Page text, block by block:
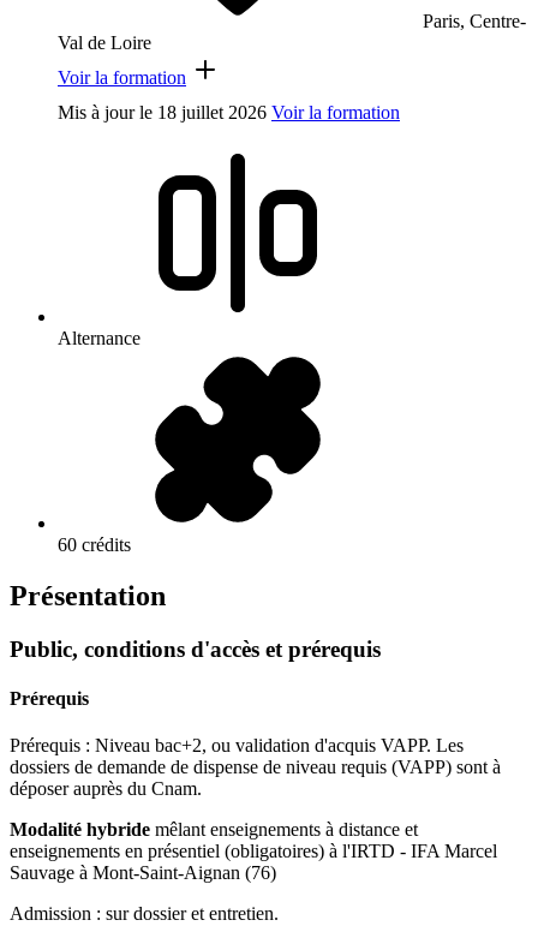
Paris, Centre-
Val de Loire
Voir la formation
Mis à jour le 18 juillet 2026 Voir la formation
Alternance
60 crédits
Présentation
Public, conditions d'accès et prérequis
Prérequis
Prérequis : Niveau bac+2, ou validation d'acquis VAPP. Les
dossiers de demande de dispense de niveau requis (VAPP) sont à
déposer auprès du Cnam.
Modalité hybride mêlant enseignements à distance et
enseignements en présentiel (obligatoires) à l'IRTD - IFA Marcel
Sauvage à Mont-Saint-Aignan (76)
Admission : sur dossier et entretien.